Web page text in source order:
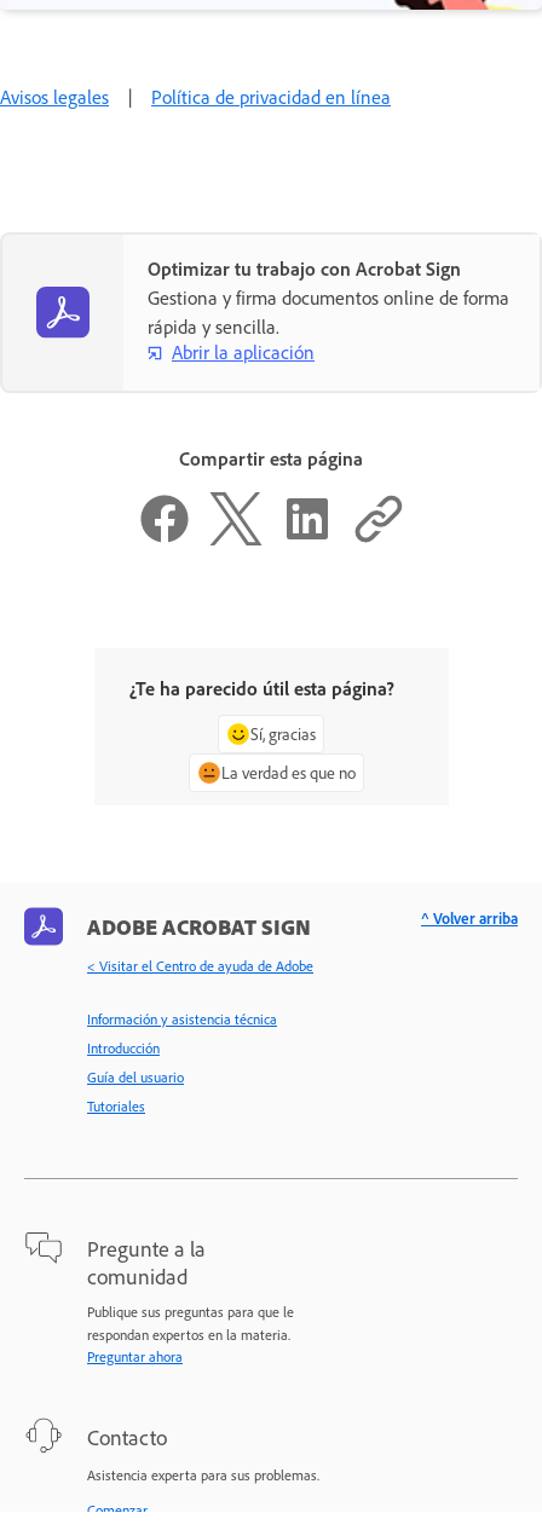
Avisos legales | Política de privacidad en línea
Optimizar tu trabajo con Acrobat Sign
Gestiona y firma documentos online de forma
rápida y sencilla.
Abrir la aplicación
Compartir esta página
¿Te ha parecido útil esta página?
Sí, gracias
La verdad es que no
ADOBE ACROBAT SIGN
< Visitar el Centro de ayuda de Adobe
Información y asistencia técnica
Introducción
Guía del usuario
Tutoriales
Pregunte a la
comunidad
Publique sus preguntas para que le
respondan expertos en la materia.
Preguntar ahora
Contacto
Asistencia experta para sus problemas.
Comenzar
^ Volver arriba